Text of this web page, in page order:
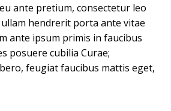
ante pretium, consectetur leo
hendrerit porta ante vitae
ante ipsum primis in faucibus
posuere cubilia Curae;
feugiat faucibus mattis eget,